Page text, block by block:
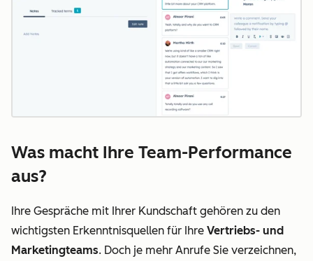
Was macht Ihre Team-Performance
aus?
Ihre Gespräche mit Ihrer Kundschaft gehören zu den
wichtigsten Erkenntnisquellen für Ihre Vertriebs- und
Marketingteams. Doch je mehr Anrufe Sie verzeichnen,